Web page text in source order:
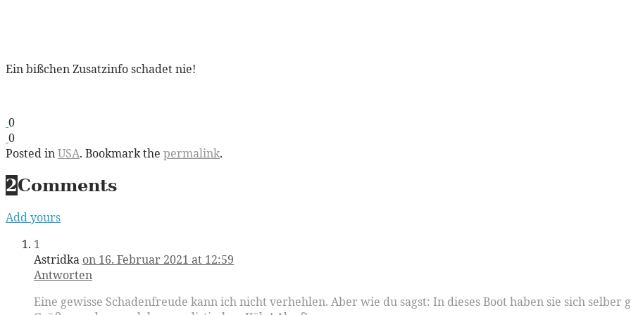
Ein bißchen Zusatzinfo schadet nie!
0
0
Posted inUSA. Bookmark the permalink.
2Comments
Add yours
1
Astridka on 16. Februar 2021 at 12:59
Antworten
Eine gewisse Schadenfreude kann ich nicht verhehlen. Aber wie du sagst: In dieses Boot haben sie sich selber